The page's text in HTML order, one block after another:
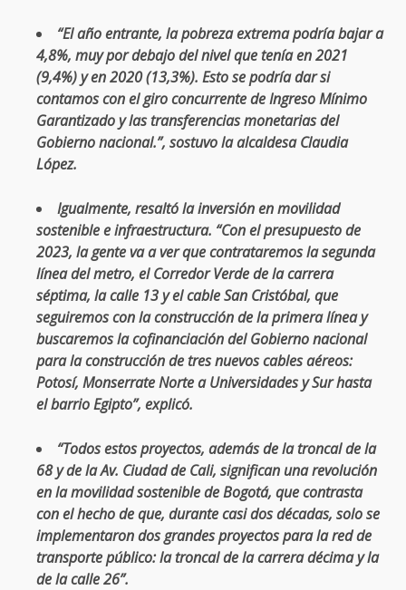
“El año entrante, la pobreza extrema podría bajar a
4,8%, muy por debajo del nivel que tenía en 2021
(9,4%) y en 2020 (13,3%). Esto se podría dar si
contamos con el giro concurrente de Ingreso Mínimo
Garantizado y las transferencias monetarias del
Gobierno nacional.”, sostuvo la alcaldesa Claudia
López.
Igualmente, resaltó la inversión en movilidad
sostenible e infraestructura. “Con el presupuesto de
2023, la gente va a ver que contrataremos la segunda
línea del metro, el Corredor Verde de la carrera
séptima, la calle 13 y el cable San Cristóbal, que
seguiremos con la construcción de la primera línea y
buscaremos la cofinanciación del Gobierno nacional
para la construcción de tres nuevos cables aéreos:
Potosí, Monserrate Norte a Universidades y Sur hasta
el barrio Egipto”, explicó.
“Todos estos proyectos, además de la troncal de la
68 y de la Av. Ciudad de Cali, significan una revolución
en la movilidad sostenible de Bogotá, que contrasta
con el hecho de que, durante casi dos décadas, solo se
implementaron dos grandes proyectos para la red de
transporte público: la troncal de la carrera décima y la
de la calle 26”.